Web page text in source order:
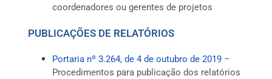
coordenadores ou gerentes de projetos
PUBLICAÇÕES DE RELATÓRIOS
Portaria nº 3.264, de 4 de outubro de 2019 –
Procedimentos para publicação dos relatórios